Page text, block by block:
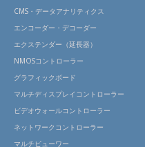
CMS・データアナリティクス
エンコーダー・デコーダー
エクステンダー（延長器）
NMOSコントローラー
グラフィックボード
マルチディスプレイコントローラー
ビデオウォールコントローラー
ネットワークコントローラー
マルチビューワー